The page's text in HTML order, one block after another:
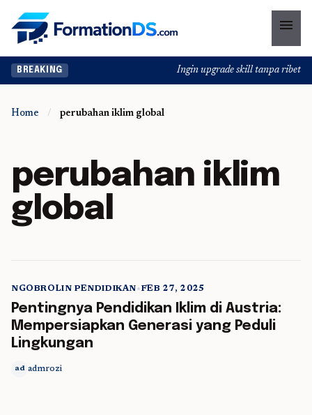
menu
BREAKING Ingin upgrade skill tanpa ribet?
Home / perubahan iklim global
perubahan iklim
global
5 min read
NGOBROLIN PENDIDIKAN•FEB 27, 2025
Pentingnya Pendidikan Iklim di Austria:
Mempersiapkan Generasi yang Peduli
Lingkungan
ad admrozi